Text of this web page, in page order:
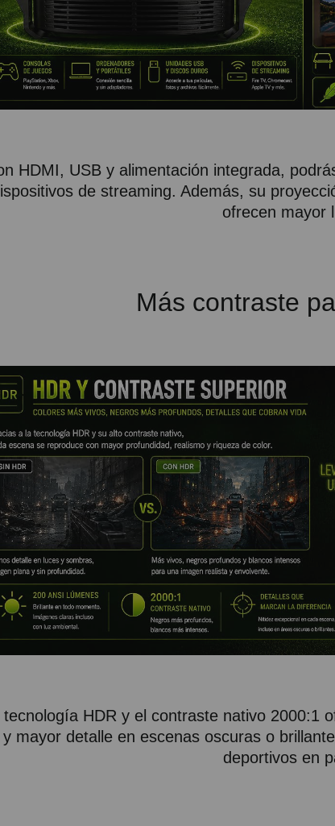
HDMI, USB y alimentación integrada,
de streaming. Además, su
ofrecen mayor
Más contraste
tecnología HDR y el contraste nativo 2000:1
y mayor detalle en escenas oscuras o
deportivos en